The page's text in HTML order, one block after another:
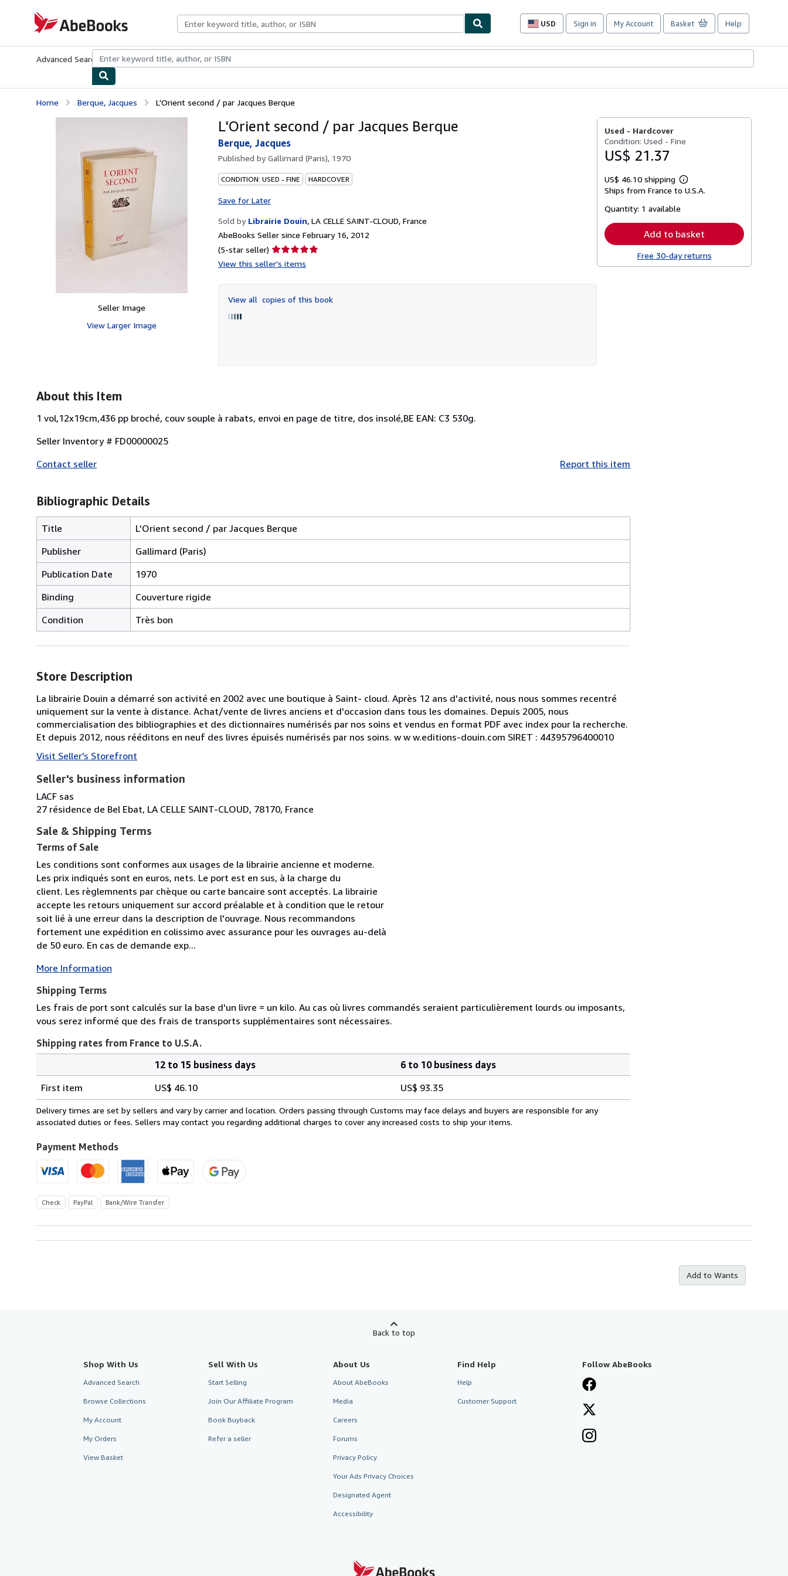
AbeBooks.com
USD
Site
preferences
Sign in My Account Basket Help
Advanced Search Browse CollectionsRare BooksArt & Collectibles
Home Berque, Jacques L'Orient second / par Jacques Berque
Seller Image
View Larger Image
L'Orient second / par Jacques Berque
Berque, Jacques
Published byGallimard (Paris), 1970
CONDITION: USED - FINE HARDCOVER
Save for Later
Sold by Librairie Douin, LA CELLE SAINT-CLOUD, France
AbeBooks Seller since February 16, 2012
(5-star seller) Seller
rating
of
5
View this seller's items
View all copies of this book
Used - Hardcover
Condition: Used - Fine
US$ 21.37
US$ 46.10 shipping
Learn
more
Ships from France to U.S.A.
Quantity: 1 available
Add to basket
Free 30-day returns
About this Item
1 vol,12x19cm,436 pp broché, couv souple à rabats, envoi en page de titre, dos insolé,BE EAN: C3 530g.
Seller Inventory # FD00000025
Contact seller
Report this item
Bibliographic Details
Title
L'Orient second / par Jacques Berque
Publisher
Gallimard (Paris)
Publication Date
1970
Binding
Couverture rigide
Condition
Très bon
Store Description
La librairie Douin a démarré son activité en 2002 avec une boutique à Saint- cloud. Après 12 ans d'activité, nous nous sommes recentré
uniquement sur la vente à distance. Achat/vente de livres anciens et d'occasion dans tous les domaines. Depuis 2005, nous
commercialisation des bibliographies et des dictionnaires numérisés par nos soins et vendus en format PDF avec index pour la recherche.
Et depuis 2012, nous rééditons en neuf des livres épuisés numérisés par nos soins. w w w.editions-douin.com SIRET : 44395796400010
Visit Seller's Storefront
Seller's business information
LACF sas
27 résidence de Bel Ebat, LA CELLE SAINT-CLOUD, 78170, France
Sale & Shipping Terms
Terms of Sale
Les conditions sont conformes aux usages de la librairie ancienne et moderne.
Les prix indiqués sont en euros, nets. Le port est en sus, à la charge du
client. Les règlemnents par chèque ou carte bancaire sont acceptés. La librairie
accepte les retours uniquement sur accord préalable et à condition que le retour
soit lié à une erreur dans la description de l'ouvrage. Nous recommandons
fortement une expédition en colissimo avec assurance pour les ouvrages au-delà
de 50 euro. En cas de demande exp...
More Information
Shipping Terms
Les frais de port sont calculés sur la base d'un livre = un kilo. Au cas où livres commandés seraient particulièrement lourds ou imposants,
vous serez informé que des frais de transports supplémentaires sont nécessaires.
Shipping rates from France to U.S.A.
rates
from
France
U.S.A.
12 to 15 business days
6 to 10 business days
First item
US$ 46.10 US$ 93.35
Delivery times are set by sellers and vary by carrier and location. Orders passing through Customs may face delays and buyers are responsible for any
associated duties or fees. Sellers may contact you regarding additional charges to cover any increased costs to ship your items.
Payment Methods
Check PayPal Bank/Wire Transfer
Add to Wants
Back to top
Shop With Us
Advanced Search
Browse Collections
My Account
My Orders
View Basket
Sell With Us
Start Selling
Join Our Affiliate Program
Book Buyback
Refer a seller
About Us
About AbeBooks
Media
Careers
Forums
Privacy Policy
Your Ads Privacy Choices
Designated Agent
Accessibility
Find Help
Help
Customer Support
Follow AbeBooks